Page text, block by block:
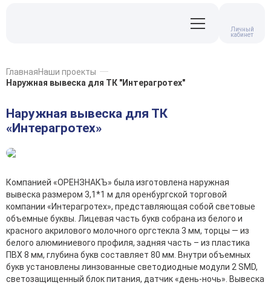
Личный
кабинет
ГлавнаяНаши проекты
Наружная вывеска для ТК "Интерагротех"
Наружная вывеска для ТК
«Интерагротех»
Компанией «ОРЕНЗНАКЪ» была изготовлена наружная
вывеска размером 3,1*1 м для оренбургской торговой
компании «Интерагротех», представляющая собой световые
объемные буквы. Лицевая часть букв собрана из белого и
красного акрилового молочного оргстекла 3 мм, торцы — из
белого алюминиевого профиля, задняя часть – из пластика
ПВХ 8 мм, глубина букв составляет 80 мм. Внутри объемных
букв установлены линзованные светодиодные модули 2 SMD,
светозащищенный блок питания, датчик «день-ночь». Вывеска